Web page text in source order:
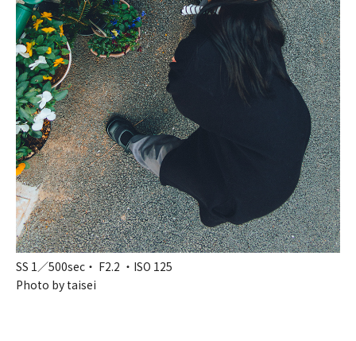
SS 1／500sec・ F2.2 ・ISO 125
Photo by taisei